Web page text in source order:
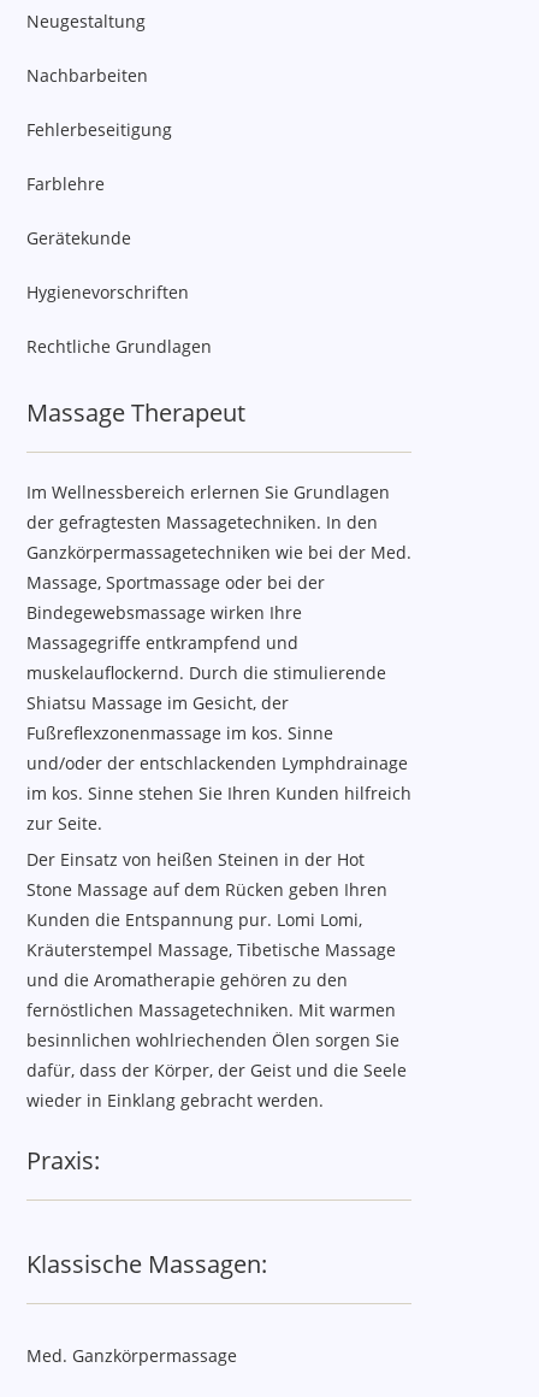
Neugestaltung
Nachbarbeiten
Fehlerbeseitigung
Farblehre
Gerätekunde
Hygienevorschriften
Rechtliche Grundlagen
Massage Therapeut
Im Wellnessbereich erlernen Sie Grundlagen
der gefragtesten Massagetechniken. In den
Ganzkörpermassagetechniken wie bei der Med.
Massage, Sportmassage oder bei der
Bindegewebsmassage wirken Ihre
Massagegriffe entkrampfend und
muskelauflockernd. Durch die stimulierende
Shiatsu Massage im Gesicht, der
Fußreflexzonenmassage im kos. Sinne
und/oder der entschlackenden Lymphdrainage
im kos. Sinne stehen Sie Ihren Kunden hilfreich
zur Seite.
Der Einsatz von heißen Steinen in der Hot
Stone Massage auf dem Rücken geben Ihren
Kunden die Entspannung pur. Lomi Lomi,
Kräuterstempel Massage, Tibetische Massage
und die Aromatherapie gehören zu den
fernöstlichen Massagetechniken. Mit warmen
besinnlichen wohlriechenden Ölen sorgen Sie
dafür, dass der Körper, der Geist und die Seele
wieder in Einklang gebracht werden.
Praxis:
Klassische Massagen:
Med. Ganzkörpermassage